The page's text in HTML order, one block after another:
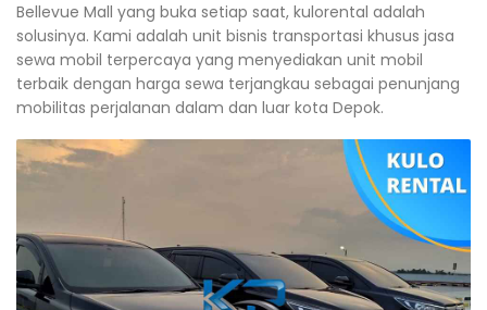
Bellevue Mall yang buka setiap saat, kulorental adalah
solusinya. Kami adalah unit bisnis transportasi khusus jasa
sewa mobil terpercaya yang menyediakan unit mobil
terbaik dengan harga sewa terjangkau sebagai penunjang
mobilitas perjalanan dalam dan luar kota Depok.